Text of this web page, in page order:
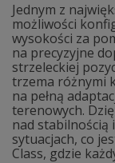
Jednym z
możliwości
wysokości za
na precyzyjne
strzeleckiej
trzema różnymi
na pełną
terenowych.
nad stabilnością
sytuacjach, co
Class, gdzie